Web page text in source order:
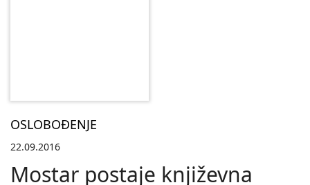
OSLOBOĐENJE
22.09.2016
Mostar postaje književna